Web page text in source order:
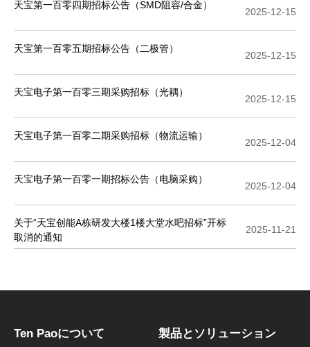
2025-12-15
天宝第一百零四期招标公告（SMD阻容/合金）
2025-12-15
天宝第一百零五期招标公告（二极管）
2025-12-15
天宝电子第一百零三期采购招标（光耦）
2025-12-04
天宝电子第一百零二期采购招标（物流运输）
2025-12-04
天宝电子第一百零一期招标公告（电脑采购）
2025-11-21
关于“天宝创能A栋研发大楼1楼大堂水吧招标”开标
取消的通知
Ten Paoについて 製品とソリューション